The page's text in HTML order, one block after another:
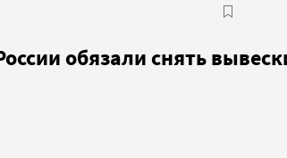
обязали снять